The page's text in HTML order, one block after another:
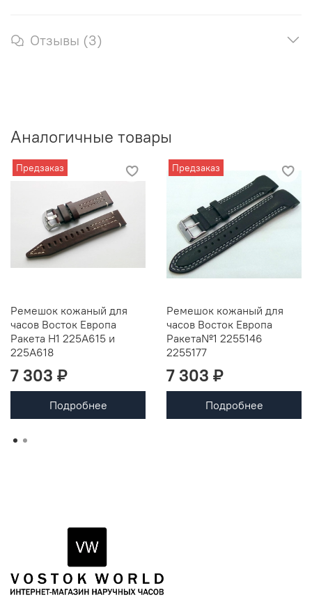
Отзывы (3)
Аналогичные товары
Предзаказ
Ремешок кожаный для
часов Восток Европа
Ракета Н1 225A615 и
225А618
7 303 ₽
Подробнее
Предзаказ
Ремешок кожаный для
часов Восток Европа
Ракета№1 2255146
2255177
7 303 ₽
Подробнее